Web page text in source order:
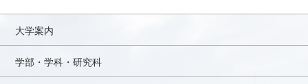
大学案内
学部・学科・研究科